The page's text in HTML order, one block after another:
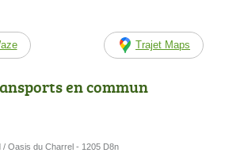
Trajet Maps
en commun
/ Oasis du Charrel - 1205 D8n